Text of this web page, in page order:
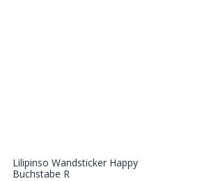
In den
Lilipinso Wandsticker Happy
Buchstabe R